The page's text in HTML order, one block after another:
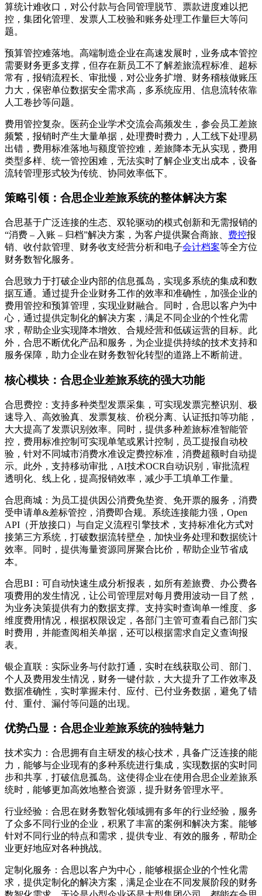
算统计难收口，对公付款与合同管理脱节、票款进度难以把
控，集团化管理、发票人工校验和账务处理工作量巨大等问
题。
预算管控难落地。高端制造企业在高速发展时，业务成本管控
需要财务更多支撑，但存在新员工不了解差旅流程标准、超标
常有，报销流程长、审批慢，对公业务扩增、财务稽核做账压
力大，保密单位数据安全需求高，多系统应用、信息流转依靠
人工卷抄等问题。
费用管控复杂。医药企业学术交流会高频发生，参会员工差旅
频繁，报销时产生大量单据，处理费时费力，人工线下处理易
出错，费用标准落地与额度管控难，差旅降本无从实现，费用
类型多样、统一管控困难，无法实时了解企业支出成本，设备
流转管理形式较为传统、协同效率低下。
策略引领：合思企业差旅系统的整体解决方案
合思基于广泛连接的生态、双轮驱动的模式创新和无需报销的
“消费 – 入账 – 归档”解决方案，为客户提供聚合商旅、 费控报
销、收付款管理、财务收支经营分析和电子会计档案等全方位
财务数智化服务。
合思致力于打破企业内部的信息孤岛，实现多系统的集成和数
据互通。通过提升企业财务工作的效率和准确性，加强企业的
费用管控和预算管理，实现业财融合。同时，合思以客户为中
心，通过提供定制化的解决方案，满足不同企业的个性化需
求，帮助企业实现降本增效、合规经营和低碳运营的目标。此
外，合思不断优化产品和服务，为企业提供持续的技术支持和
服务保障，助力企业在财务数智化转型的道路上不断前进。
核心模块：合思企业差旅系统的强大功能
合思费控：支持多种类型发票采集，可实现发票完整识别、极
速导入、高效验真、发票复核、价税分离、认证抵扣等功能，
大大提高了发票识别效率。同时，提供多种差旅标准智能管
控，费用标准控制可实现单笔或累计控制，员工提报自动校
验，针对不同城市消费水准设定费控标准，消费超额时自动提
示。此外，支持移动审批，AI技术OCR自动识别，审批流程
透明化、线上化，提高报销效率，减少手工填单工作量。
合思商城：为员工提供因公消费免垫资、免开票的服务，消费
受申请单&差标管控，消费即合规。系统连接能力强，Open
API（开放接口）与自定义流程引擎技术，支持标准化方式对
接第三方系统，打破数据流转壁垒，加快业务处理和数据统计
效率。同时，提供海量资源同屏聚合比价，帮助企业节省成
本。
合思BI：可自动快速生成分析报表，如所有差旅费、办公费各
项费用的发生情况，让公司管理层对每月费用波动一目了然，
为业务决策提供有力的数据支撑。支持实时查询单一维度、多
维度费用情况，根据权限设定，各部门主管可查看自己部门实
时费用，并能查阅相关单据，还可以根据需求自定义查询报
表。
银企直联：实际业务与付款打通，实时在线获取公司、部门、
个人及费用发生情况，财务一键付款，大大提升了工作效率及
数据准确性，实时掌握未付、应付、已付业务数据，避免了错
付、重付、漏付等问题的出现。
优势凸显：合思企业差旅系统的独特魅力
技术实力：合思拥有自主研发的核心技术，具备广泛连接的能
力，能够与企业现有的多种系统进行集成，实现数据的实时同
步和共享，打破信息孤岛。这使得企业在使用合思企业差旅系
统时，能够更加高效地整合资源，提升财务管理水平。
行业经验：合思在财务数智化领域拥有多年的行业经验，服务
了众多不同行业的企业，积累了丰富的案例和解决方案。能够
针对不同行业的特点和需求，提供专业、有效的服务，帮助企
业更好地应对各种挑战。
定制化服务：合思以客户为中心，能够根据企业的个性化需
求，提供定制化的解决方案，满足企业在不同发展阶段的财务